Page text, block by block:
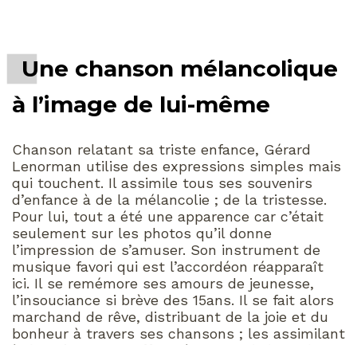
Une chanson mélancolique
à l’image de lui-même
Chanson relatant sa triste enfance, Gérard
Lenorman utilise des expressions simples mais
qui touchent. Il assimile tous ses souvenirs
d’enfance à de la mélancolie ; de la tristesse.
Pour lui, tout a été une apparence car c’était
seulement sur les photos qu’il donne
l’impression de s’amuser. Son instrument de
musique favori qui est l’accordéon réapparaît
ici. Il se remémore ses amours de jeunesse,
l’insouciance si brève des 15ans. Il se fait alors
marchand de rêve, distribuant de la joie et du
bonheur à travers ses chansons ; les assimilant